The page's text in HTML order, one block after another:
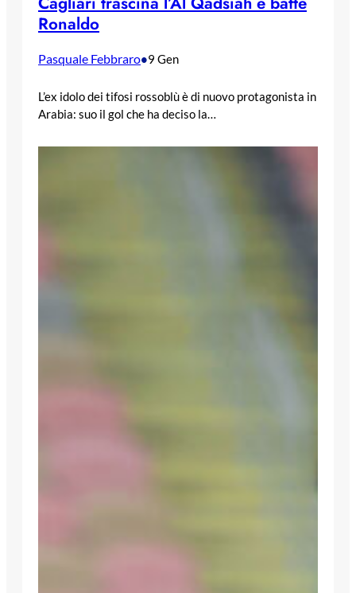
Ronaldo
Pasquale Febbraro•9 Gen
L’ex idolo dei tifosi rossoblù è di nuovo protagonista in
Arabia: suo il gol che ha deciso la…